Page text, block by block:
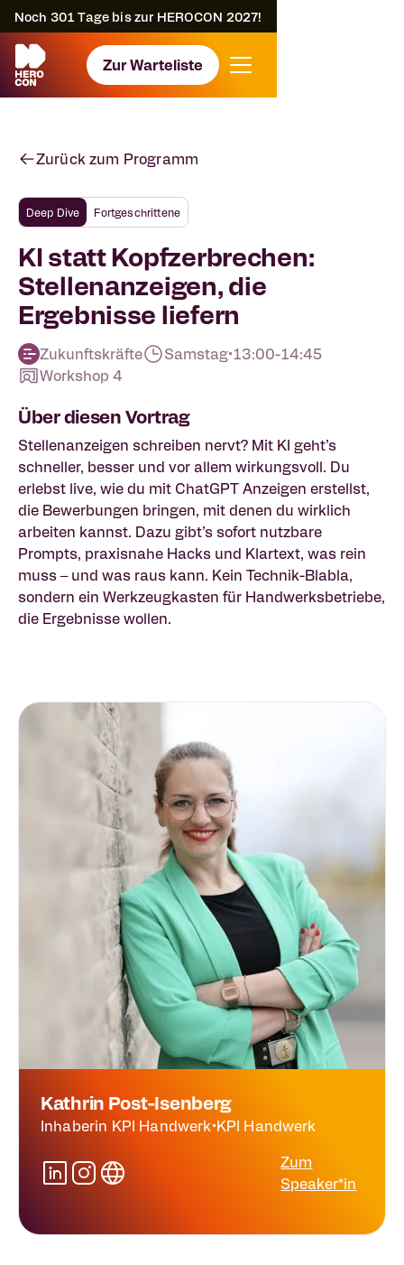
Noch 301 Tage bis zur HEROCON 2027!
Zur Warteliste
Zurück zum Programm
Deep Dive Fortgeschrittene
KI statt Kopfzerbrechen:
Stellenanzeigen, die
Ergebnisse liefern
Zukunftskräfte Samstag•13:00-14:45
Workshop 4
Über diesen Vortrag
Stellenanzeigen schreiben nervt? Mit KI geht’s
schneller, besser und vor allem wirkungsvoll. Du
erlebst live, wie du mit ChatGPT Anzeigen erstellst,
die Bewerbungen bringen, mit denen du wirklich
arbeiten kannst. Dazu gibt’s sofort nutzbare
Prompts, praxisnahe Hacks und Klartext, was rein
muss – und was raus kann. Kein Technik-Blabla,
sondern ein Werkzeugkasten für Handwerksbetriebe,
die Ergebnisse wollen.
Kathrin Post-Isenberg
Inhaberin KPI Handwerk•KPI Handwerk
Zum
Speaker*in